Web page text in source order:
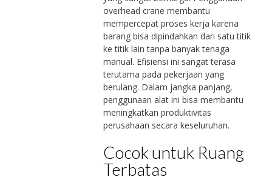
overhead crane membantu
mempercepat proses kerja karena
barang bisa dipindahkan dari satu titik
ke titik lain tanpa banyak tenaga
manual. Efisiensi ini sangat terasa
terutama pada pekerjaan yang
berulang. Dalam jangka panjang,
penggunaan alat ini bisa membantu
meningkatkan produktivitas
perusahaan secara keseluruhan.
Cocok untuk Ruang
Terbatas